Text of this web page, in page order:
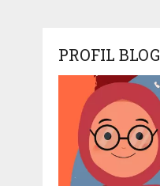
PROFIL BLOG